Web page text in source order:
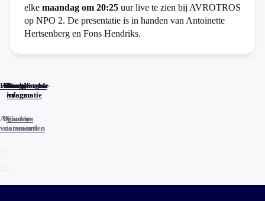
elke maandag om 20:25 uur live te zien bij AVROTROS
op NPO 2. De presentatie is in handen van Antoinette
Hertsenberg en Fons Hendriks.
Home
Actueel
Uitzendingen
Reacties
Programma-
informatie
Veelgestelde
vragen
Algemene
voorwaarden
Privacy
statements
Cookies